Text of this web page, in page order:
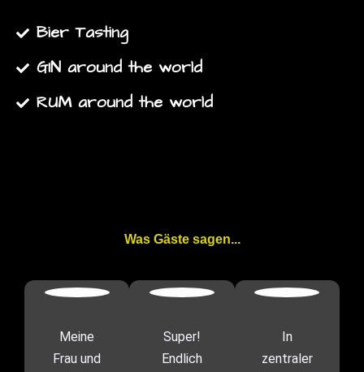
Bier Tasting
GIN around the world
RUM around the world
Was Gäste sagen...
Meine
Frau und
Super!
Endlich
In
zentraler